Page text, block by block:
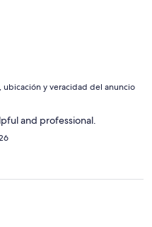
ubicación y veracidad del anuncio
and professional.